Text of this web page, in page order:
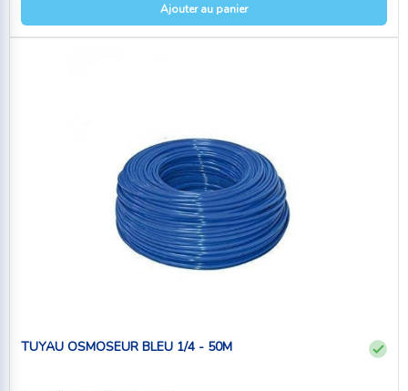
Ajouter au panier
TUYAU OSMOSEUR BLEU 1/4 - 50M